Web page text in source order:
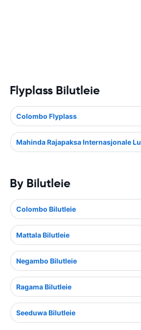
Flyplass Bilutleie
Colombo Flyplass
Mahinda Rajapaksa Internasjonale
By Bilutleie
Colombo Bilutleie
Mattala Bilutleie
Negambo Bilutleie
Ragama Bilutleie
Seeduwa Bilutleie